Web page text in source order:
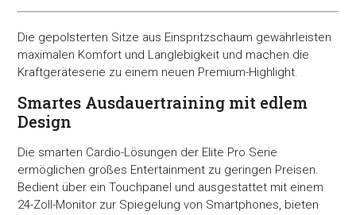
Die gepolsterten Sitze aus Einspritzschaum gewährleisten
maximalen Komfort und Langlebigkeit und machen die
Kraftgeräteserie zu einem neuen Premium-Highlight.
Smartes Ausdauertraining mit edlem
Design
Die smarten Cardio-Lösungen der Elite Pro Serie
ermöglichen großes Entertainment zu geringen Preisen.
Bedient über ein Touchpanel und ausgestattet mit einem
24-Zoll-Monitor zur Spiegelung von Smartphones, bieten